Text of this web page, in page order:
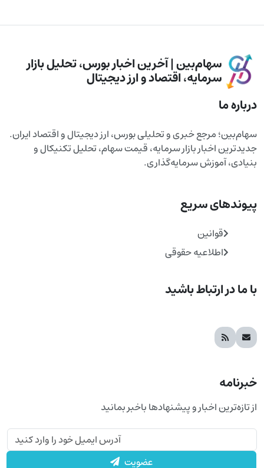
سهام‌بین | آخرین اخبار بورس، تحلیل بازار
سرمایه، اقتصاد و ارز دیجیتال
درباره ما
سهام‌بین؛ مرجع خبری و تحلیلی بورس، ارز دیجیتال و اقتصاد ایران.
جدیدترین اخبار بازار سرمایه، قیمت سهام، تحلیل تکنیکال و
بنیادی، آموزش سرمایه‌گذاری.
پیوندهای سریع
قوانین
اطلاعیه حقوقی
با ما در ارتباط باشید
خبرنامه
از تازه‌ترین اخبار و پیشنهادها باخبر بمانید
عضویت